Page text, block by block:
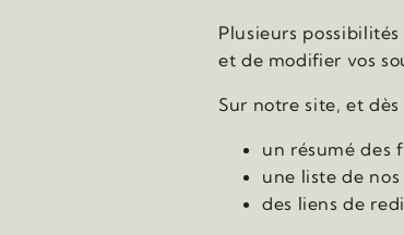
Plusieurs
et de modifier vos
Sur notre site, et
un résumé des
une liste de
des liens de